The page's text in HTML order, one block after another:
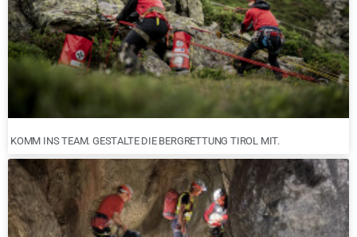
KOMM INS TEAM. GESTALTE DIE BERGRETTUNG TIROL MIT.